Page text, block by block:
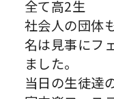
全て高2生
社会人の団体
名は見事にフ
ました。
当日の生徒達